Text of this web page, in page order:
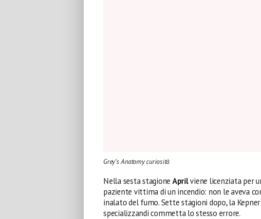
Grey’s Anatomy curiosità
Nella sesta stagione Aprilviene licenziata per
paziente vittima di un incendio: non le aveva
inalato del fumo. Sette stagioni dopo, la Kepner
specializzandi commetta lo stesso errore.